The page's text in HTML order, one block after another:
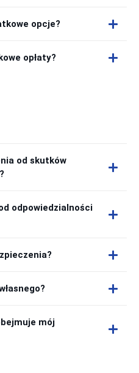
opcje?
opłaty?
od skutków
odpowiedzialności
mój